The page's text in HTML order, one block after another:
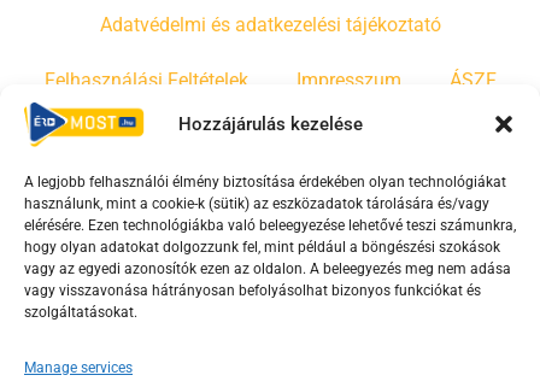
Hozzájárulás kezelése
A legjobb felhasználói élmény biztosítása érdekében olyan technológiákat
használunk, mint a cookie-k (sütik) az eszközadatok tárolására és/vagy
elérésére. Ezen technológiákba való beleegyezése lehetővé teszi számunkra,
hogy olyan adatokat dolgozzunk fel, mint például a böngészési szokások
vagy az egyedi azonosítók ezen az oldalon. A beleegyezés meg nem adása
vagy visszavonása hátrányosan befolyásolhat bizonyos funkciókat és
szolgáltatásokat.
Manage services
Adatvédelmi és adatkezelési tájékoztató
Felhasználási Feltételek Impresszum ÁSZF
Irányelvek Moderálási szabályzat
F
a
c
e
Y
o
u
t
T
i
k